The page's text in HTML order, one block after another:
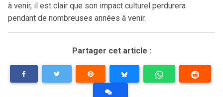
à venir, il est clair que son impact culturel perdurera
pendant de nombreuses années à venir.
Partager cet article :